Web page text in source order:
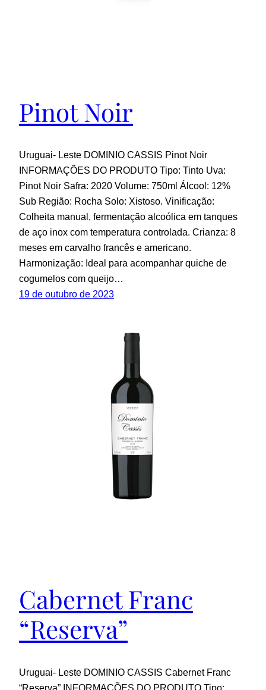
Pinot Noir
Uruguai- Leste DOMINIO CASSIS Pinot Noir
INFORMAÇÕES DO PRODUTO Tipo: Tinto Uva:
Pinot Noir Safra: 2020 Volume: 750ml Álcool: 12%
Sub Região: Rocha Solo: Xistoso. Vinificação:
Colheita manual, fermentação alcoólica em tanques
de aço inox com temperatura controlada. Crianza: 8
meses em carvalho francês e americano.
Harmonização: Ideal para acompanhar quiche de
cogumelos com queijo…
19 de outubro de 2023
Cabernet Franc
“Reserva”
Uruguai- Leste DOMINIO CASSIS Cabernet Franc
“Reserva” INFORMAÇÕES DO PRODUTO Tipo: